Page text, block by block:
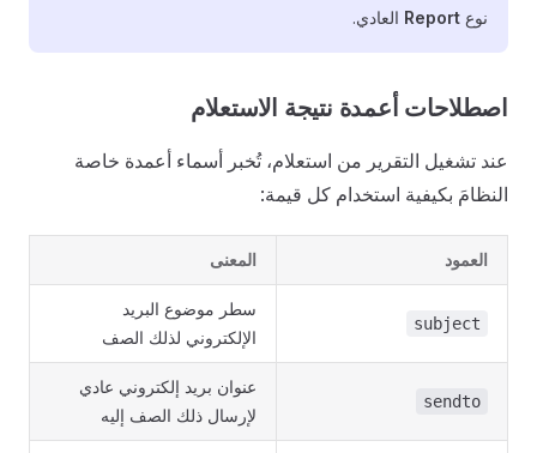
نوع Report العادي.
اصطلاحات أعمدة نتيجة الاستعلام
عند تشغيل التقرير من استعلام، تُخبر أسماء أعمدة خاصة
النظامَ بكيفية استخدام كل قيمة:
العمود المعنى
subject
سطر موضوع البريد
الإلكتروني لذلك الصف
sendto
عنوان بريد إلكتروني عادي
لإرسال ذلك الصف إليه